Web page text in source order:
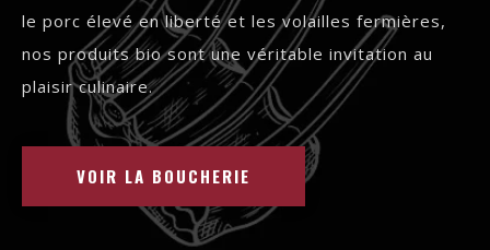
le porc élevé en liberté et les volailles fermières,
nos produits bio sont une véritable invitation au
plaisir culinaire.
VOIR LA BOUCHERIE